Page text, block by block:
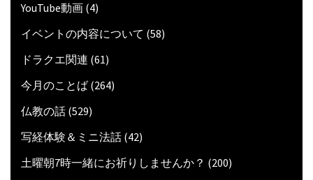
YouTube動画 (4)
イベントの内容について (58)
ドラクエ関連 (61)
今月のことば (264)
仏教の話 (529)
写経体験＆ミニ法話 (42)
土曜朝7時一緒にお祈りしませんか？ (200)